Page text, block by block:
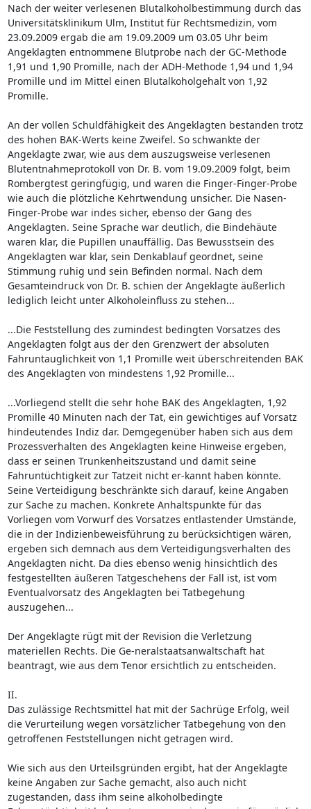
Nach der weiter verlesenen Blutalkoholbestimmung durch das
Universitätsklinikum Ulm, Institut für Rechtsmedizin, vom
23.09.2009 ergab die am 19.09.2009 um 03.05 Uhr beim
Angeklagten entnommene Blutprobe nach der GC-Methode
1,91 und 1,90 Promille, nach der ADH-Methode 1,94 und 1,94
Promille und im Mittel einen Blutalkoholgehalt von 1,92
Promille.
An der vollen Schuldfähigkeit des Angeklagten bestanden trotz
des hohen BAK-Werts keine Zweifel. So schwankte der
Angeklagte zwar, wie aus dem auszugsweise verlesenen
Blutentnahmeprotokoll von Dr. B. vom 19.09.2009 folgt, beim
Rombergtest geringfügig, und waren die Finger-Finger-Probe
wie auch die plötzliche Kehrtwendung unsicher. Die Nasen-
Finger-Probe war indes sicher, ebenso der Gang des
Angeklagten. Seine Sprache war deutlich, die Bindehäute
waren klar, die Pupillen unauffällig. Das Bewusstsein des
Angeklagten war klar, sein Denkablauf geordnet, seine
Stimmung ruhig und sein Befinden normal. Nach dem
Gesamteindruck von Dr. B. schien der Angeklagte äußerlich
lediglich leicht unter Alkoholeinfluss zu stehen...
...Die Feststellung des zumindest bedingten Vorsatzes des
Angeklagten folgt aus der den Grenzwert der absoluten
Fahruntauglichkeit von 1,1 Promille weit überschreitenden BAK
des Angeklagten von mindestens 1,92 Promille...
...Vorliegend stellt die sehr hohe BAK des Angeklagten, 1,92
Promille 40 Minuten nach der Tat, ein gewichtiges auf Vorsatz
hindeutendes Indiz dar. Demgegenüber haben sich aus dem
Prozessverhalten des Angeklagten keine Hinweise ergeben,
dass er seinen Trunkenheitszustand und damit seine
Fahruntüchtigkeit zur Tatzeit nicht er-kannt haben könnte.
Seine Verteidigung beschränkte sich darauf, keine Angaben
zur Sache zu machen. Konkrete Anhaltspunkte für das
Vorliegen vom Vorwurf des Vorsatzes entlastender Umstände,
die in der Indizienbeweisführung zu berücksichtigen wären,
ergeben sich demnach aus dem Verteidigungsverhalten des
Angeklagten nicht. Da dies ebenso wenig hinsichtlich des
festgestellten äußeren Tatgeschehens der Fall ist, ist vom
Eventualvorsatz des Angeklagten bei Tatbegehung
auszugehen...
Der Angeklagte rügt mit der Revision die Verletzung
materiellen Rechts. Die Ge-neralstaatsanwaltschaft hat
beantragt, wie aus dem Tenor ersichtlich zu entscheiden.
II.
Das zulässige Rechtsmittel hat mit der Sachrüge Erfolg, weil
die Verurteilung wegen vorsätzlicher Tatbegehung von den
getroffenen Feststellungen nicht getragen wird.
Wie sich aus den Urteilsgründen ergibt, hat der Angeklagte
keine Angaben zur Sache gemacht, also auch nicht
zugestanden, dass ihm seine alkoholbedingte